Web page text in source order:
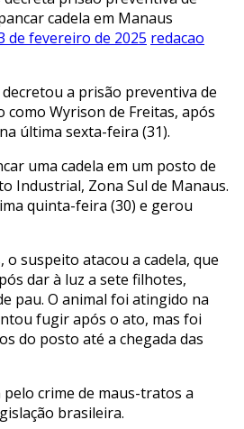
de fevereiro de 2025 redacao
decretou a prisão preventiva de
como Wyrison de Freitas, após
última sexta-feira (31).
uma cadela em um posto de
Industrial, Zona Sul de Manaus.
quinta-feira (30) e gerou
suspeito atacou a cadela, que
dar à luz a sete filhotes,
pau. O animal foi atingido na
fugir após o ato, mas foi
do posto até a chegada das
crime de maus-tratos a
brasileira.